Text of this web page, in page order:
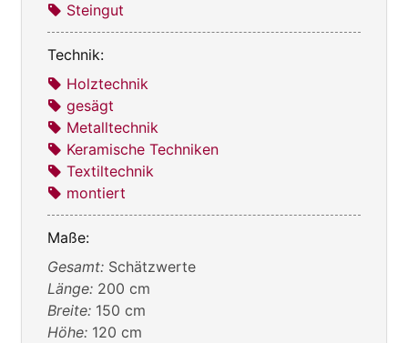
Steingut
Technik:
Holztechnik
gesägt
Metalltechnik
Keramische Techniken
Textiltechnik
montiert
Maße:
Gesamt: Schätzwerte
Länge: 200 cm
Breite: 150 cm
Höhe: 120 cm